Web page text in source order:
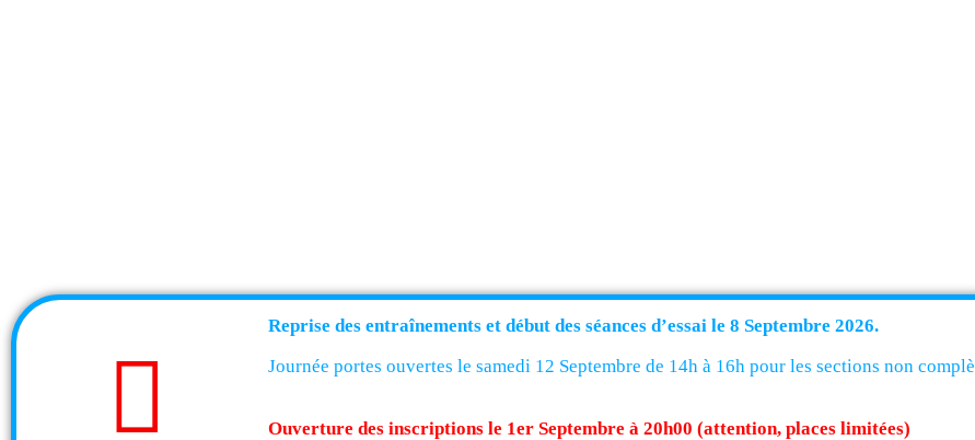
Reprise des entraînements et début des séances d’essai le 8 Septembre 2026.
Journée portes ouvertes le samedi 12 Septembre de 14h à 16h pour les sections non
Ouverture des inscriptions le 1er Septembre à 20h00 (attention, places limitées)